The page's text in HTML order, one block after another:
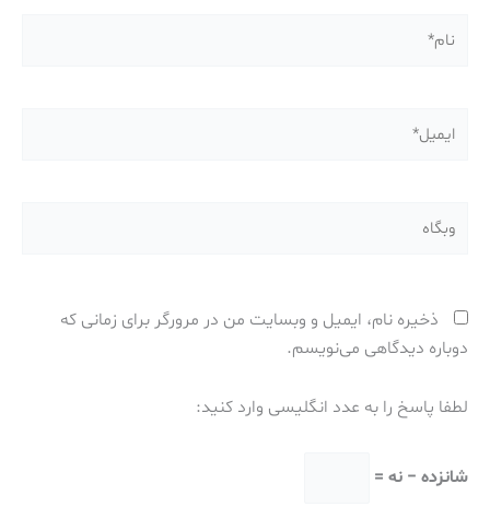
وبگاه
ذخیره نام، ایمیل و وبسایت من در مرورگر برای زمانی که
دوباره دیدگاهی می‌نویسم.
لطفا پاسخ را به عدد انگلیسی وارد کنید:
شانزده − نه =